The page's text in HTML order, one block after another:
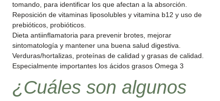
tomando, para identificar los que afectan a la absorción.
Reposición de vitaminas liposolubles y vitamina b12 y uso de
prebióticos, probióticos.
Dieta antiinflamatoria para prevenir brotes, mejorar
sintomatología y mantener una buena salud digestiva.
Verduras/hortalizas, proteínas de calidad y grasas de calidad.
Especialmente importantes los ácidos grasos Omega 3
¿Cuáles son algunos